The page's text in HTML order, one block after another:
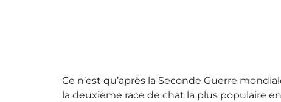
Ce n’est qu’après la Seconde Guerre
la deuxième race de chat la plus populaire